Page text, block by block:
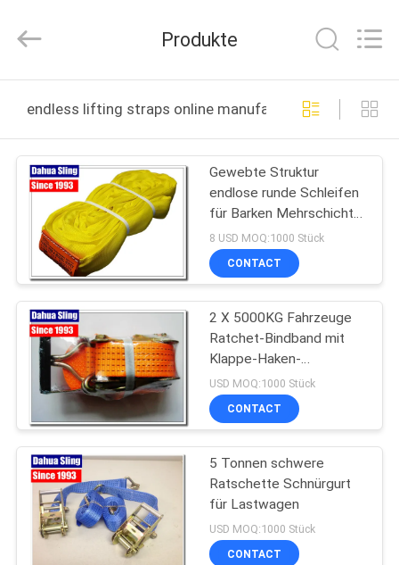
PRODUKTE
ÜBER
UNS
FABRIK-
AUSFLUG
QUALITÄTSKONTROLLE
TRETEN
SIE
MIT
UNS
Rights
by
Produkte
endless lifting straps online manufacture
Gewebte Struktur
endlose runde Schleifen
für Barken Mehrschicht
niedrige Dehnung
8 USD MOQ:1000 Stück
CONTACT
2 X 5000KG Fahrzeuge
Ratchet-Bindband mit
Klappe-Haken-
Endbefestigungen
USD MOQ:1000 Stück
CONTACT
5 Tonnen schwere
Ratschette Schnürgurt
für Lastwagen
USD MOQ:1000 Stück
CONTACT